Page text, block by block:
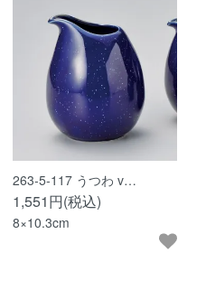
263-5-117 うつわ v…
1,551円(税込)
8×10.3cm